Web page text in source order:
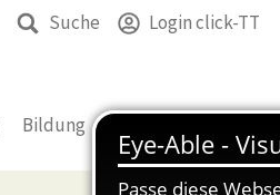
Suche Login click-TT
Bildung